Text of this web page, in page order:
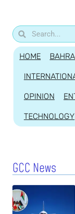
HOME
OPINION
TECHNOLOGY
GCC News